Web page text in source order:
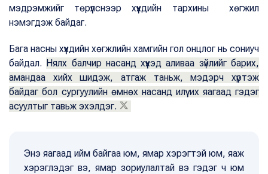
мэдрэмжийг төрүүлснээр хүүхдийн тархины хөгжил
нэмэгдэж байдаг.
Бага насны хүүхдийн хөгжлийн хамгийн гол онцлог нь сониуч
байдал. Нялх балчир насанд хүүхэд аливаа зүйлийг барих,
амандаа хийх шидэж, атгаж таньж, мэдэрч хүртэж
байдаг бол сургуулийн өмнөх насанд илүү их яагаад гэдэг
асуултыг тавьж эхэлдэг.
Энэ яагаад ийм байгаа юм, ямар хэрэгтэй юм, яаж
хэрэглэдэг вэ, ямар зориулалтай вэ гэдэг ч юм